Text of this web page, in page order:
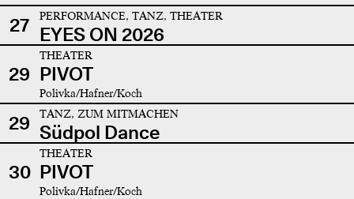
27 PERFORMANCE, TANZ, THEATER
EYES ON 2026
29
THEATER
PIVOT
Polivka/Hafner/Koch
29 TANZ, ZUM MITMACHEN
Südpol Dance
30
THEATER
PIVOT
Polivka/Hafner/Koch